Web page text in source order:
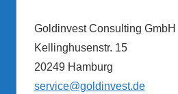
Goldinvest Consulting GmbH
Kellinghusenstr. 15
20249 Hamburg
service@goldinvest.de